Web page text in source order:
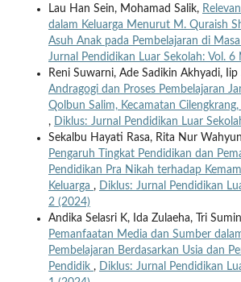
Lau Han Sein, Mohamad Salik,
dalam Keluarga Menurut M. Quraish
Asuh Anak pada Pembelajaran di
Jurnal Pendidikan Luar Sekolah: Vol. 6
Reni Suwarni, Ade Sadikin Akhyadi, Iip
Andragogi dan Proses Pembelajaran
Qolbun Salim, Kecamatan
, Diklus: Jurnal Pendidikan Luar
Sekalbu Hayati Rasa, Rita Nur
Pengaruh Tingkat Pendidikan dan
Pendidikan Pra Nikah terhadap
Keluarga , Diklus: Jurnal Pendidikan
2 (2024)
Andika Selasri K, Ida Zulaeha, Tri
Pemanfaatan Media dan Sumber
Pembelajaran Berdasarkan Usia dan
Pendidik , Diklus: Jurnal Pendidikan